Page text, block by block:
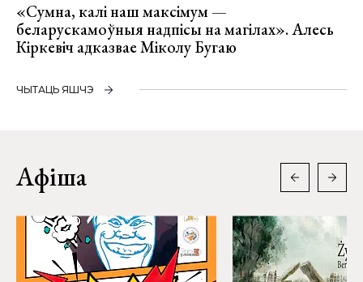
«Сумна, калі наш максімум —
беларускамоўныя надпісы на магілах». Алесь
Кіркевіч адказвае Міколу Бугаю
ЧЫТАЦЬ ЯШЧЭ
Афіша